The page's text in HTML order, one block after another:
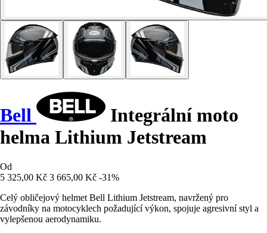
Bell
Integrální moto
helma Lithium Jetstream
Od
5 325,00 Kč 3 665,00 Kč -31%
Celý obličejový helmet Bell Lithium Jetstream, navržený pro
závodníky na motocyklech požadující výkon, spojuje agresivní styl a
vylepšenou aerodynamiku.